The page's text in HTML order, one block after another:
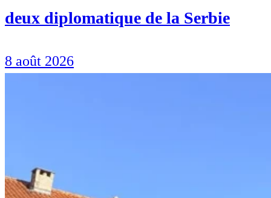
deux diplomatique de la Serbie
8 août 2026